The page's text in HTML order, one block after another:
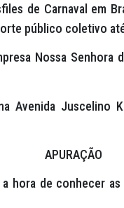
de Carnaval em
público coletivo
Nossa Senhora
Avenida Juscelino
APURAÇÃO
hora de conhecer